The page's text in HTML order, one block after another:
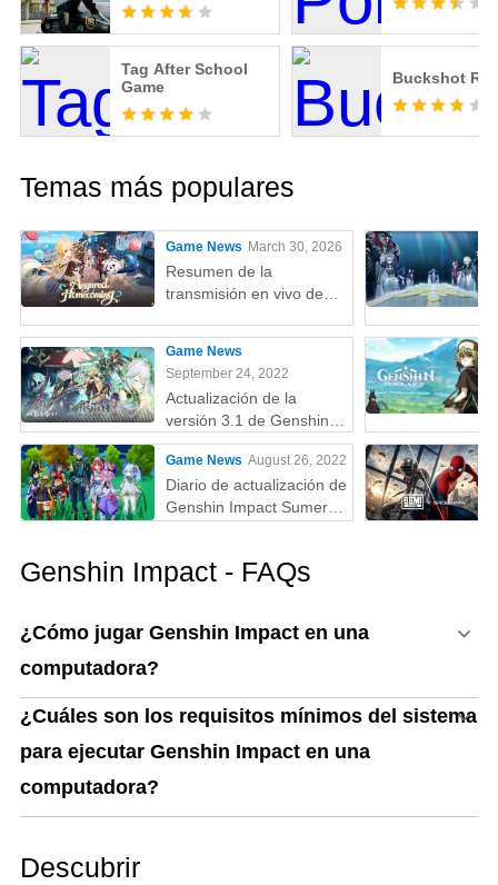
Tag After School
Game
Buckshot
Temas más populares
Game News March 30, 2026
Resumen de la
transmisión en vivo de
VI
Game News
September 24, 2022
Actualización de la
versión 3.1 de Genshin
Impact: nuevos
elementos, personajes y
más
Game News August 26, 2022
Diario de actualización de
Genshin Impact Sumeru:
mundo abierto
Genshin Impact - FAQs
¿Cómo jugar Genshin Impact en una
computadora?
¿Cuáles son los requisitos mínimos del sistema
para ejecutar Genshin Impact en una
computadora?
Descubrir